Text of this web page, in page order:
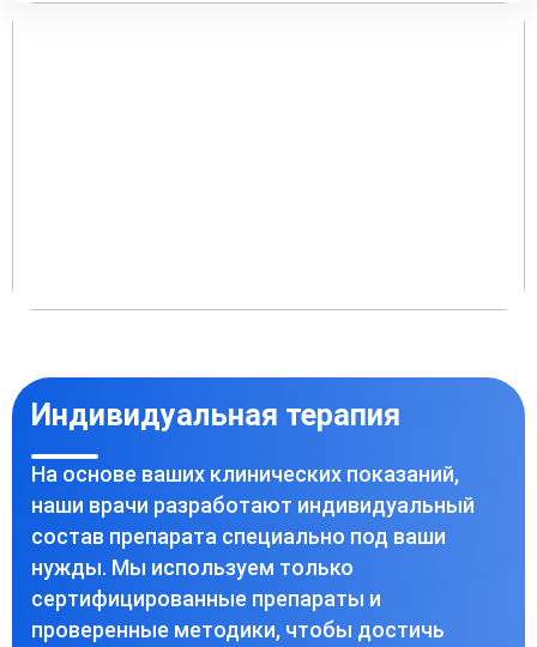
Индивидуальная терапия
На основе ваших клинических показаний,
наши врачи разработают индивидуальный
состав препарата специально под ваши
нужды. Мы используем только
сертифицированные препараты и
проверенные методики, чтобы достичь